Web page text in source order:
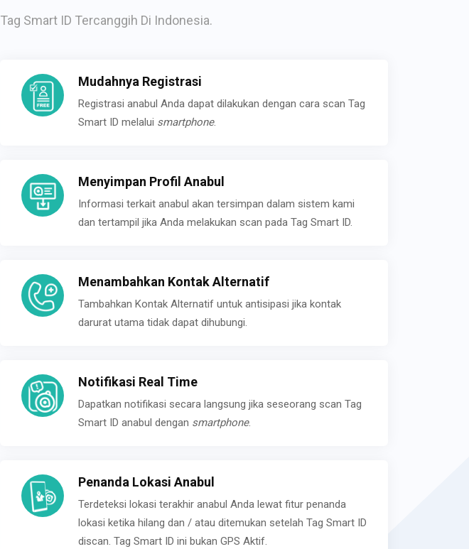
Tag Smart ID Tercanggih Di Indonesia.
Mudahnya Registrasi
Registrasi anabul Anda dapat dilakukan dengan cara scan Tag
Smart ID melalui smartphone.
Menyimpan Profil Anabul
Informasi terkait anabul akan tersimpan dalam sistem kami
dan tertampil jika Anda melakukan scan pada Tag Smart ID.
Menambahkan Kontak Alternatif
Tambahkan Kontak Alternatif untuk antisipasi jika kontak
darurat utama tidak dapat dihubungi.
Notifikasi Real Time
Dapatkan notifikasi secara langsung jika seseorang scan Tag
Smart ID anabul dengan smartphone.
Penanda Lokasi Anabul
Terdeteksi lokasi terakhir anabul Anda lewat fitur penanda
lokasi ketika hilang dan / atau ditemukan setelah Tag Smart ID
discan. Tag Smart ID ini bukan GPS Aktif.